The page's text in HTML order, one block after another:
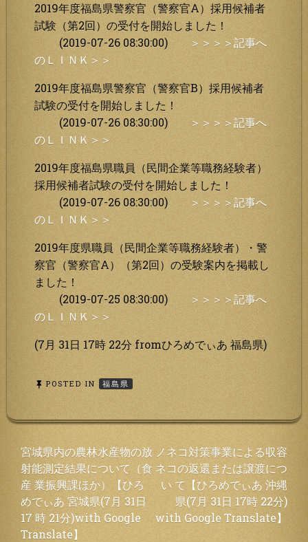
2019年度福島県警察官（警察官A）採用候補者
試験（第2回）の受付を開始しました！
(2019-07-26 08:30:00)
＞＞＞＞記事へ
のＬＩＮＫ＞＞
2019年度福島県警察官（警察官B）採用候補者
試験の受付を開始しました！
(2019-07-26 08:30:00)
＞＞＞＞記事へ
のＬＩＮＫ＞＞
2019年度福島県職員（民間企業等職務経験者）
採用候補者試験の受付を開始しました！
(2019-07-26 08:30:00)
＞＞＞＞記事へ
のＬＩＮＫ＞＞
2019年度県職員（民間企業等職務経験者）・警
察官（警察官A）（第2回）の受験案内を掲載し
ました！
(2019-07-25 08:30:00)
＞＞＞＞記事へ
のＬＩＮＫ＞＞
(7月 31日 17時 22分 fromひろめでぃあ 福島県)
POSTED IN 福島県
投
稿
ナ
ビ
ゲ
宮城県内の農林水産物の放
射能測定結果について（食
産 業振興課ほか）【ひろ
めでぃあ 宮城県(7月 31日
17 時 21分)with Google
Translate】
ノネコ対策事業による収容
ネコの返還または譲渡につ
い て【ひろめでぃあ 沖縄
県(7月 31日 17時 22分)
with Google Translate】